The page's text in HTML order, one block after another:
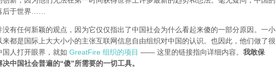
后于世界……
有任何新颖的观点，因为它仅仅指出了中国社会为什么看起来傻的一部分原因。一小
都是国际上大大小小的主张互联网信息自由组织对中国的认识。也因此，他们做了很
人打开眼界，就如 GreatFire 组织的项目 —— 这里的链接指向详细内容。 我敢保
中国社会普遍的“傻”所需要的一切工具。